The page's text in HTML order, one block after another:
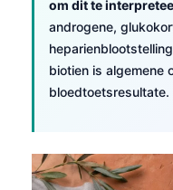
om dit te
androgene,
biotien is algemene
bloedtoetsresultate.
తెలుగు
ಕನ್ನಡ
മലയാളം
Bahasa Melayu